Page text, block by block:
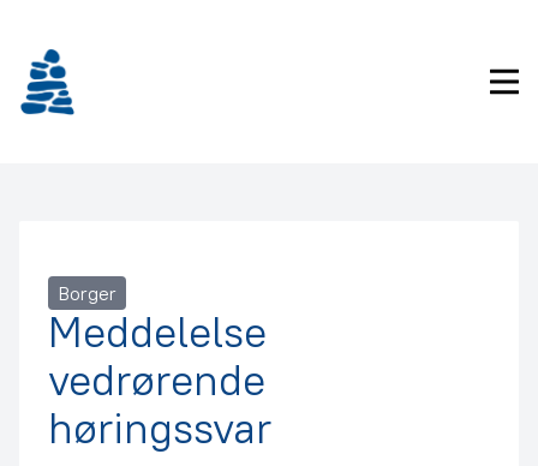
indhold
Borger
Meddelelse
vedrørende
høringssvar